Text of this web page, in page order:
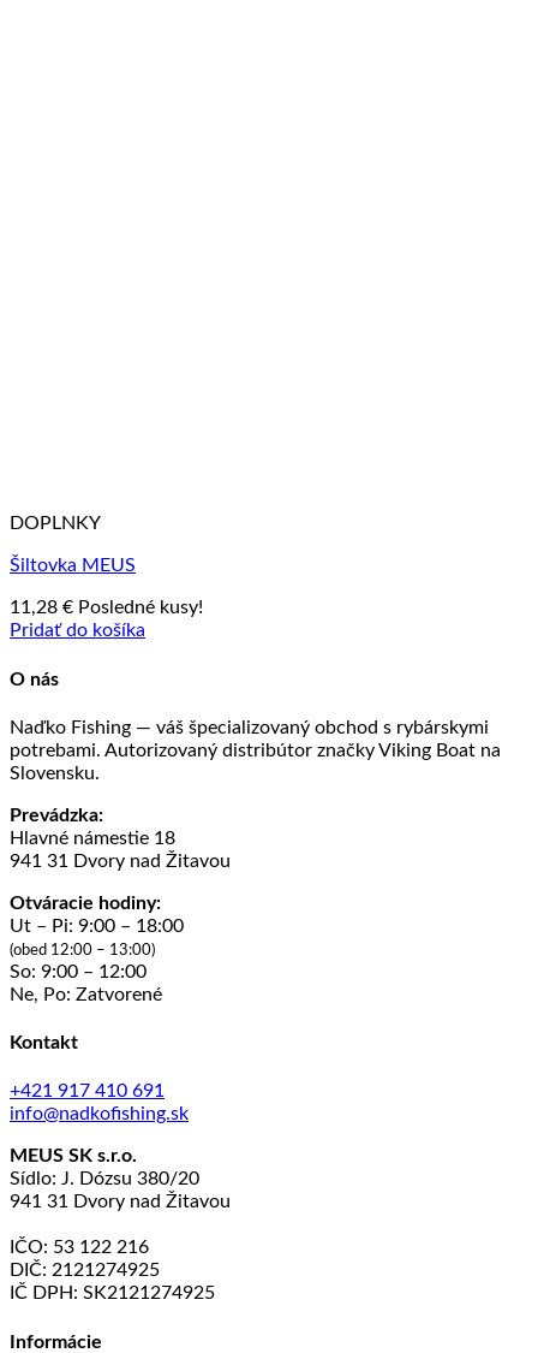
DOPLNKY
Šiltovka MEUS
11,28 € Posledné kusy!
Pridať do košíka
O nás
Naďko Fishing — váš špecializovaný obchod s rybárskymi
potrebami. Autorizovaný distribútor značky Viking Boat na
Slovensku.
Prevádzka:
Hlavné námestie 18
941 31 Dvory nad Žitavou
Otváracie hodiny:
Ut – Pi: 9:00 – 18:00
(obed 12:00 – 13:00)
So: 9:00 – 12:00
Ne, Po: Zatvorené
Kontakt
+421 917 410 691
info@nadkofishing.sk
MEUS SK s.r.o.
Sídlo: J. Dózsu 380/20
941 31 Dvory nad Žitavou
IČO: 53 122 216
DIČ: 2121274925
IČ DPH: SK2121274925
Informácie